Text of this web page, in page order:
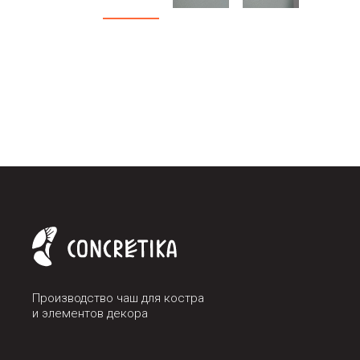
Производство чаш для костра
и элементов декора